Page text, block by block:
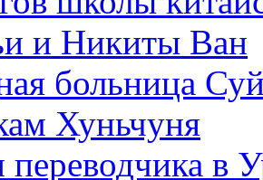
и Никиты Ван
больница
Хуньчуня
переводчика в